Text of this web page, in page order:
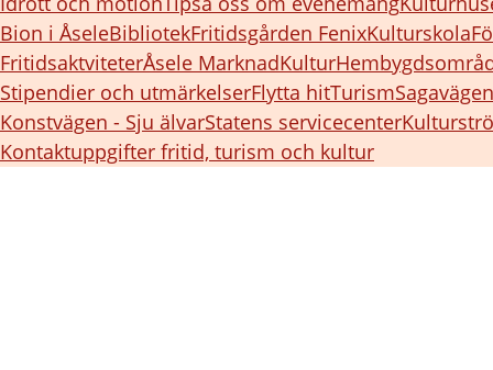
Bion i ÅseleBibliotekFritidsgården FenixKulturskola
FritidsaktviteterÅsele MarknadKultur
Stipendier och utmärkelserFlytta hitTurismSagavägen
Konstvägen - Sju älvarStatens servicecenter
Kontaktuppgifter fritid, turism och kultur